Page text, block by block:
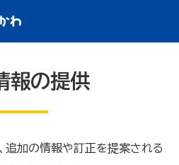
報の提供
追加の情報や訂正を提案される